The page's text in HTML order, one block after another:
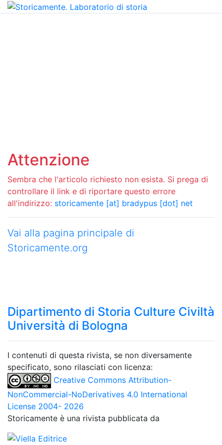
Attenzione
Sembra che l'articolo richiesto non esista. Si prega di
controllare il link e di riportare questo errore
all'indirizzo: storicamente [at] bradypus [dot] net
Vai alla pagina principale di
Storicamente.org
Dipartimento di Storia Culture Civiltà
Università di Bologna
I contenuti di questa rivista, se non diversamente
specificato, sono rilasciati con licenza:
Creative Commons Attribution-
NonCommercial-NoDerivatives 4.0 International
License 2004- 2026
Storicamente è una rivista pubblicata da